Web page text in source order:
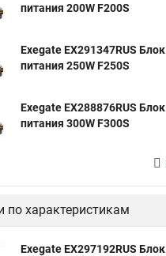
питания 200W F200S
Exegate EX291347RUS Блок
питания 250W F250S
Exegate EX288876RUS Блок
питания 300W F300S
по характеристикам
Exegate EX297192RUS Блок